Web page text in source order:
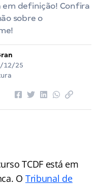
em definição! Confira
sobre o
12/25
TCDF está em
O Tribunal de